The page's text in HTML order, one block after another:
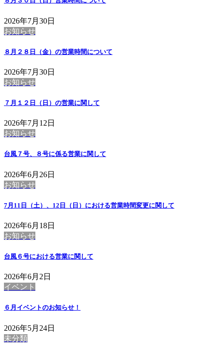
2026年7月30日
お知らせ
８月２８日（金）の営業時間について
2026年7月30日
お知らせ
７月１２日（日）の営業に関して
2026年7月12日
お知らせ
台風７号、８号に係る営業に関して
2026年6月26日
お知らせ
7月11日（土）、12日（日）における営業時間変更に関して
2026年6月18日
お知らせ
台風６号における営業に関して
2026年6月2日
イベント
６月イベントのお知らせ！
2026年5月24日
未分類